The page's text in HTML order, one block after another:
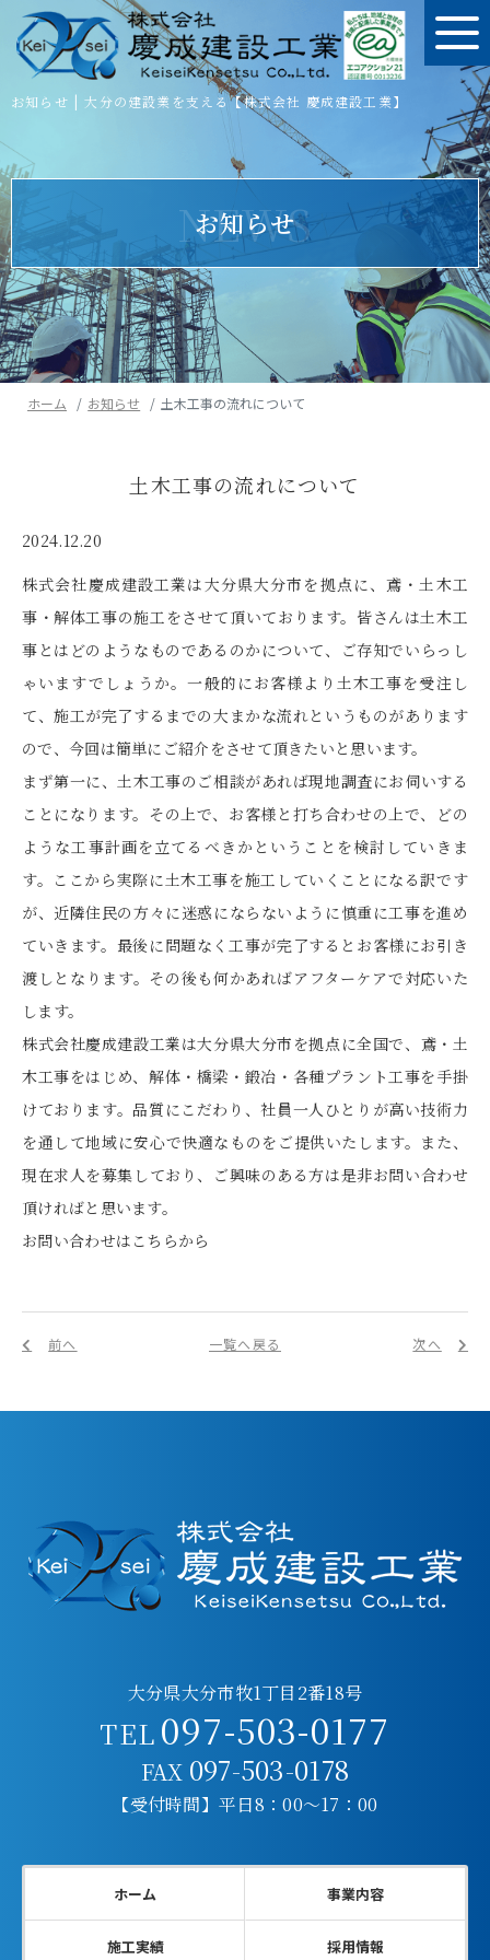
お知らせ | 大分の建設業を支える【株式会社 慶成建設工業】
お知らせ
NEWS
ホーム お知らせ 土木工事の流れについて
土木工事の流れについて
2024.12.20
株式会社慶成建設工業は大分県大分市を拠点に、鳶・土木工
事・解体工事の施工をさせて頂いております。皆さんは土木工
事とはどのようなものであるのかについて、ご存知でいらっし
ゃいますでしょうか。一般的にお客様より土木工事を受注し
て、施工が完了するまでの大まかな流れというものがあります
ので、今回は簡単にご紹介をさせて頂きたいと思います。
まず第一に、土木工事のご相談があれば現地調査にお伺いする
ことになります。その上で、お客様と打ち合わせの上で、どの
ような工事計画を立てるべきかということを検討していきま
す。ここから実際に土木工事を施工していくことになる訳です
が、近隣住民の方々に迷惑にならないように慎重に工事を進め
ていきます。最後に問題なく工事が完了するとお客様にお引き
渡しとなります。その後も何かあればアフターケアで対応いた
します。
株式会社慶成建設工業は大分県大分市を拠点に全国で、鳶・土
木工事をはじめ、解体・橋梁・鍛冶・各種プラント工事を手掛
けております。品質にこだわり、社員一人ひとりが高い技術力
を通して地域に安心で快適なものをご提供いたします。また、
現在求人を募集しており、ご興味のある方は是非お問い合わせ
頂ければと思います。
お問い合わせはこちらから
前へ 一覧へ戻る 次へ
大分県大分市牧1丁目2番18号
TEL 097-503-0177
FAX 097-503-0178
【受付時間】平日8：00～17：00
ホーム 事業内容
施工実績 採用情報